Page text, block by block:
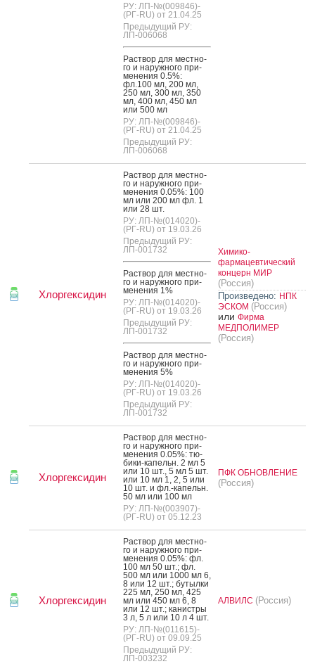
РУ: ЛП-№(009846)-
(РГ-RU) от 21.04.25
Предыдущий РУ:
ЛП-006068
Рас­твор для мес­тно­
го и на­руж­но­го при­
мене­ния 0.5%:
фл.100 мл, 200 мл,
250 мл, 300 мл, 350
мл, 400 мл, 450 мл
или 500 мл
РУ: ЛП-№(009846)-
(РГ-RU) от 21.04.25
Предыдущий РУ:
ЛП-006068
Хлоргексидин
Рас­твор для мес­тно­
го и на­руж­но­го при­
мене­ния 0.05%: 100
мл или 200 мл фл. 1
или 28 шт.
РУ: ЛП-№(014020)-
(РГ-RU) от 19.03.26
Предыдущий РУ:
ЛП-001732
Рас­твор для мес­тно­
го и на­руж­но­го при­
мене­ния 1%
РУ: ЛП-№(014020)-
(РГ-RU) от 19.03.26
Предыдущий РУ:
ЛП-001732
Рас­твор для мес­тно­
го и на­руж­но­го при­
мене­ния 5%
РУ: ЛП-№(014020)-
(РГ-RU) от 19.03.26
Предыдущий РУ:
ЛП-001732
Химико-
фармацевтический
концерн МИР
(Россия)
Произведено: НПК
ЭСКОМ (Россия)
или Фирма
МЕДПОЛИМЕР
(Россия)
Хлоргексидин
Рас­твор для мес­тно­
го и на­руж­но­го при­
мене­ния 0.05%: тю­
бики-ка­пельн. 2 мл 5
или 10 шт., 5 мл 5 шт.
или 10 мл 1, 2, 5 или
10 шт. и фл.-ка­пельн.
50 мл или 100 мл
РУ: ЛП-№(003907)-
(РГ-RU) от 05.12.23
ПФК ОБНОВЛЕНИЕ
(Россия)
Хлоргексидин
Рас­твор для мес­тно­
го и на­руж­но­го при­
мене­ния 0.05%: фл.
100 мл 50 шт.; фл.
500 мл или 1000 мл 6,
8 или 12 шт.; бу­тыл­ки
225 мл, 250 мл, 425
мл или 450 мл 6, 8
или 12 шт.; ка­нис­тры
3 л, 5 л или 10 л 4 шт.
РУ: ЛП-№(011615)-
(РГ-RU) от 09.09.25
Предыдущий РУ:
ЛП-003232
АЛВИЛС (Россия)